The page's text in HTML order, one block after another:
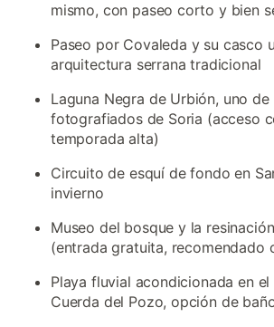
mismo, con paseo corto y bien
Paseo por Covaleda y su casco
arquitectura serrana tradicional
Laguna Negra de Urbión, uno
fotografiados de Soria (acceso
temporada alta)
Circuito de esquí de fondo en
invierno
Museo del bosque y la
(entrada gratuita, recomendado
Playa fluvial acondicionada en
Cuerda del Pozo, opción de